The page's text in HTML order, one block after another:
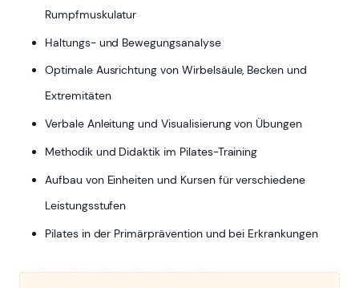
Rumpfmuskulatur
Haltungs- und Bewegungsanalyse
Optimale Ausrichtung von Wirbelsäule, Becken und
Extremitäten
Verbale Anleitung und Visualisierung von Übungen
Methodik und Didaktik im Pilates-Training
Aufbau von Einheiten und Kursen für verschiedene
Leistungsstufen
Pilates in der Primärprävention und bei Erkrankungen